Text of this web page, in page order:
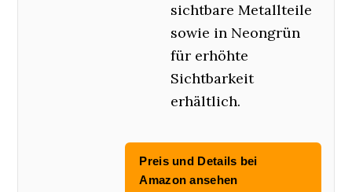
sichtbare Metallteile
sowie in Neongrün
für erhöhte
Sichtbarkeit
erhältlich.
Preis und Details bei
Amazon ansehen